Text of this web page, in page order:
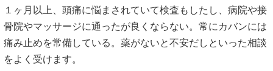
１ヶ月以上、頭痛に悩まされていて検査もしたし、病院や接
骨院やマッサージに通ったが良くならない。常にカバンには
痛み止めを常備している。薬がないと不安だしといった相談
をよく受けます。